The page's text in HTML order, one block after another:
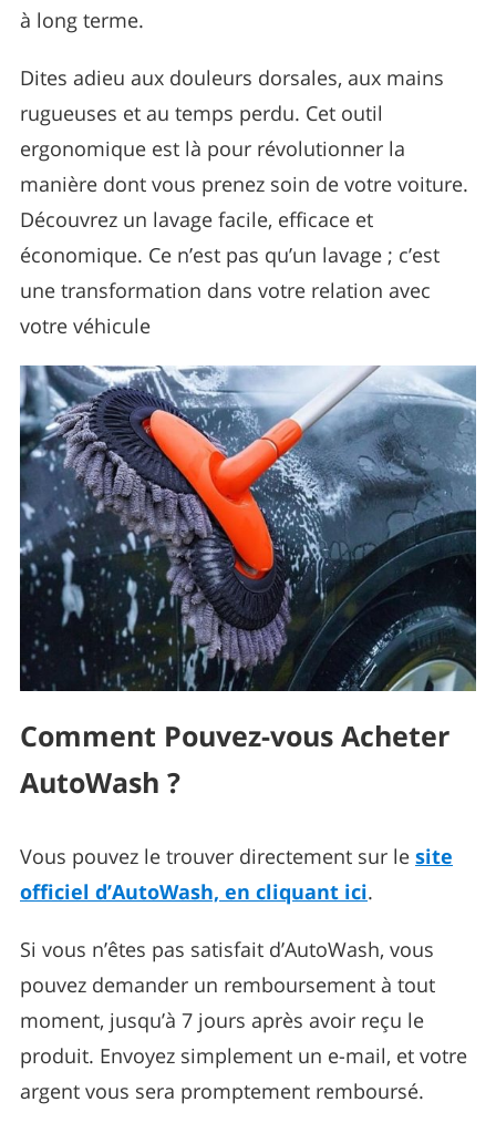
à long terme.
Dites adieu aux douleurs dorsales, aux mains
rugueuses et au temps perdu. Cet outil
ergonomique est là pour révolutionner la
manière dont vous prenez soin de votre voiture.
Découvrez un lavage facile, efficace et
économique. Ce n’est pas qu’un lavage ; c’est
une transformation dans votre relation avec
votre véhicule
Comment Pouvez-vous Acheter
AutoWash ?
Vous pouvez le trouver directement sur le site
officiel d’AutoWash, en cliquant ici.
Si vous n’êtes pas satisfait d’AutoWash, vous
pouvez demander un remboursement à tout
moment, jusqu’à 7 jours après avoir reçu le
produit. Envoyez simplement un e-mail, et votre
argent vous sera promptement remboursé.